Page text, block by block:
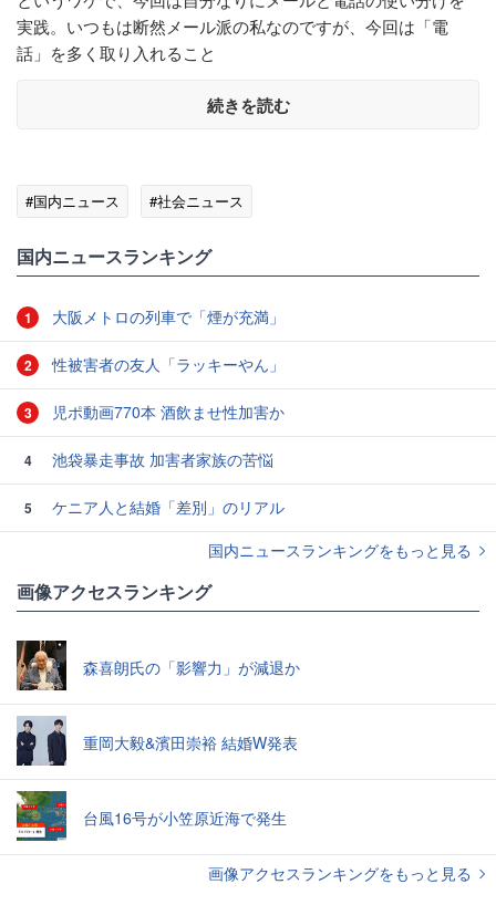
実践。いつもは断然メール派の私なのですが、今回は「電
話」を多く取り入れること
続きを読む
#国内ニュース #社会ニュース
国内ニュースランキング
1 大阪メトロの列車で「煙が充満」
2 性被害者の友人「ラッキーやん」
3 児ポ動画770本 酒飲ませ性加害か
4 池袋暴走事故 加害者家族の苦悩
5
ケニア人と結婚「差別」のリアル
国内ニュースランキングをもっと見る
画像アクセスランキング
森喜朗氏の「影響力」が減退か
重岡大毅&濱田崇裕 結婚W発表
台風16号が小笠原近海で発生
画像アクセスランキングをもっと見る